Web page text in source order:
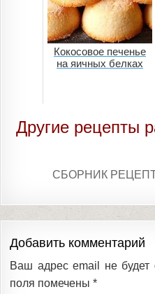
Кокосовое печенье
на яичных белках
Другие рецепты
СБОРНИК
Добавить комментарий
Ваш адрес email не будет
поля помечены *